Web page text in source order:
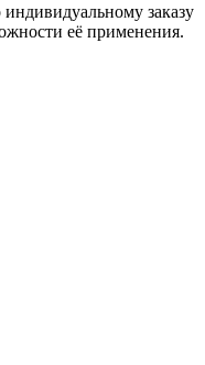
заказу
её применения.